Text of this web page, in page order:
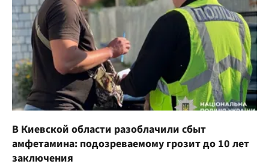
В Киевской области разоблачили сбыт
амфетамина: подозреваемому грозит до 10 лет
заключения